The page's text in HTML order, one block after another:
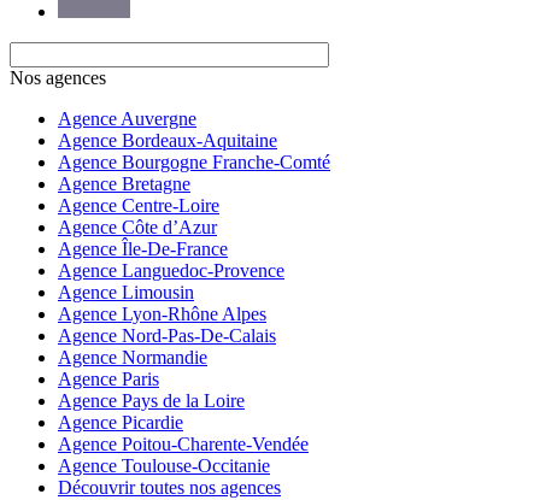
Nos agences
Agence Auvergne
Agence Bordeaux-Aquitaine
Agence Bourgogne Franche-Comté
Agence Bretagne
Agence Centre-Loire
Agence Côte d’Azur
Agence Île-De-France
Agence Languedoc-Provence
Agence Limousin
Agence Lyon-Rhône Alpes
Agence Nord-Pas-De-Calais
Agence Normandie
Agence Paris
Agence Pays de la Loire
Agence Picardie
Agence Poitou-Charente-Vendée
Agence Toulouse-Occitanie
Découvrir toutes nos agences